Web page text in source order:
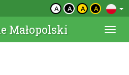
A A A A
Małopolski